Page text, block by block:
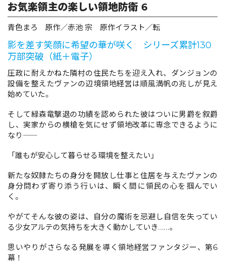
コミッククリエ
コミックエッセイ
閉じる
お気楽領主の楽しい領地防衛 6
青色まろ 原作／赤池 宗 原作イラスト／転
影を差す笑顔に希望の華が咲く シリーズ累計130
万部突破（紙＋電子）
圧政に耐えかねた隣村の住民たちを迎え入れ、ダンジョンの
設備を整えたヴァンの辺境領地経営は順風満帆の兆しが見え
始めていた。
そして緑森竜撃退の功績を認められた彼はついに男爵を叙爵
し、実家からの横槍を気にせず領地改革に専念できるように
なり――
「誰もが安心して暮らせる環境を整えたい」
新たな奴隷たちの身分を開放し仕事と住居を与えたヴァンの
身分問わず寄り添う行いは、瞬く間に領民の心を掴んでい
く。
やがてそんな彼の姿は、自分の魔術を忌避し自信を失ってい
る少女アルテの気持ちを大きく動かしていき……。
思いやりがさらなる発展を導く領地経営ファンタジー、第6
幕！